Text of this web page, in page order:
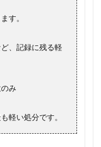
す。
、記録に残る軽
み
軽い処分です。